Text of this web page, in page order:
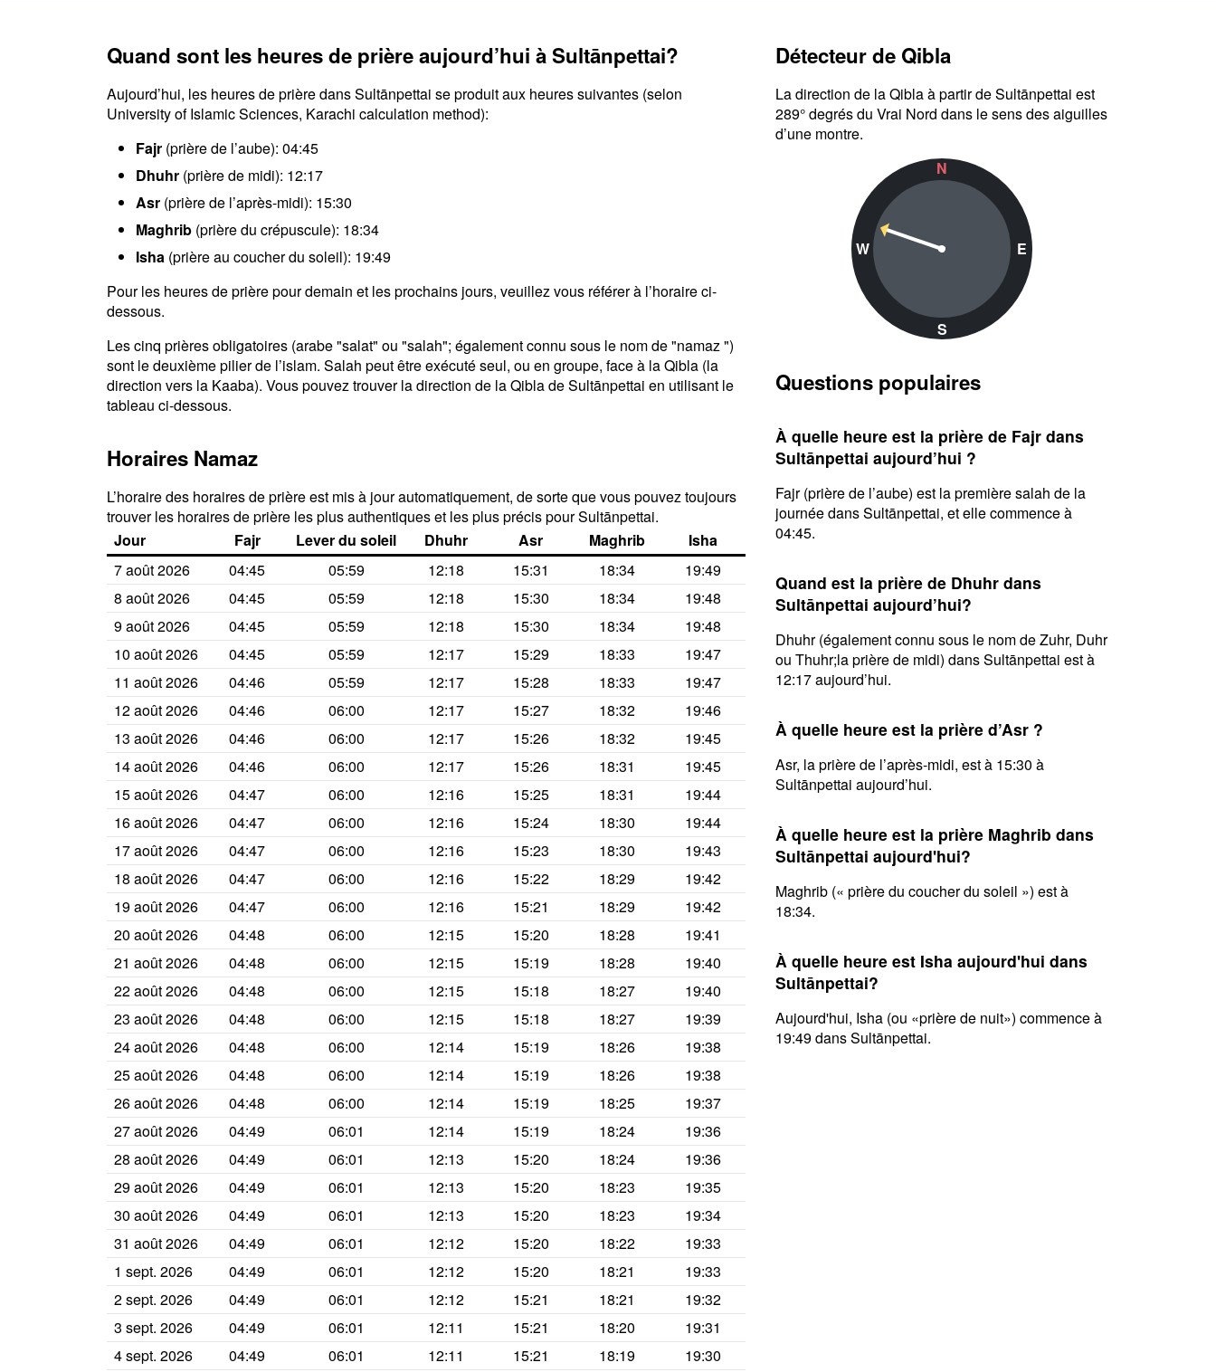
Quand sont les heures de prière aujourd’hui à Sultānpettai?
Aujourd’hui, les heures de prière dans Sultānpettai se produit aux heures suivantes (selon
University of Islamic Sciences, Karachi calculation method):
Fajr (prière de l’aube): 04:45
Dhuhr (prière de midi): 12:17
Asr (prière de l’après-midi): 15:30
Maghrib (prière du crépuscule): 18:34
Isha (prière au coucher du soleil): 19:49
Pour les heures de prière pour demain et les prochains jours, veuillez vous référer à l’horaire ci-
dessous.
Les cinq prières obligatoires (arabe "salat" ou "salah"; également connu sous le nom de "namaz ")
sont le deuxième pilier de l’islam. Salah peut être exécuté seul, ou en groupe, face à la Qibla (la
direction vers la Kaaba). Vous pouvez trouver la direction de la Qibla de Sultānpettai en utilisant le
tableau ci-dessous.
Horaires Namaz
L’horaire des horaires de prière est mis à jour automatiquement, de sorte que vous pouvez toujours
trouver les horaires de prière les plus authentiques et les plus précis pour Sultānpettai.
Jour
Fajr Lever du soleil Dhuhr Asr Maghrib
Isha
7 août 2026
04:45 05:59 12:18 15:31 18:34
19:49
8 août 2026
04:45 05:59 12:18 15:30 18:34
19:48
9 août 2026
04:45 05:59 12:18 15:30 18:34
19:48
10 août 2026
04:45 05:59 12:17 15:29 18:33
19:47
11 août 2026
04:46 05:59 12:17 15:28 18:33
19:47
12 août 2026
04:46 06:00 12:17 15:27 18:32
19:46
13 août 2026
04:46 06:00 12:17 15:26 18:32
19:45
14 août 2026
04:46 06:00 12:17 15:26 18:31
19:45
15 août 2026
04:47 06:00 12:16 15:25 18:31
19:44
16 août 2026
04:47 06:00 12:16 15:24 18:30
19:44
17 août 2026
04:47 06:00 12:16 15:23 18:30
19:43
18 août 2026
04:47 06:00 12:16 15:22 18:29
19:42
19 août 2026
04:47 06:00 12:16 15:21 18:29
19:42
20 août 2026
04:48 06:00 12:15 15:20 18:28
19:41
21 août 2026
04:48 06:00 12:15 15:19 18:28
19:40
22 août 2026
04:48 06:00 12:15 15:18 18:27
19:40
23 août 2026
04:48 06:00 12:15 15:18 18:27
19:39
24 août 2026
04:48 06:00 12:14 15:19 18:26
19:38
25 août 2026
04:48 06:00 12:14 15:19 18:26
19:38
26 août 2026
04:48 06:00 12:14 15:19 18:25
19:37
27 août 2026
04:49 06:01 12:14 15:19 18:24
19:36
28 août 2026
04:49 06:01 12:13 15:20 18:24
19:36
29 août 2026
04:49 06:01 12:13 15:20 18:23
19:35
30 août 2026
04:49 06:01 12:13 15:20 18:23
19:34
31 août 2026
04:49 06:01 12:12 15:20 18:22
19:33
1 sept. 2026
04:49 06:01 12:12 15:20 18:21
19:33
2 sept. 2026
04:49 06:01 12:12 15:21 18:21
19:32
3 sept. 2026
04:49 06:01 12:11 15:21 18:20
19:31
4 sept. 2026
04:49 06:01 12:11 15:21 18:19
19:30
Détecteur de Qibla
La direction de la Qibla à partir de Sultānpettai est
289° degrés du Vrai Nord dans le sens des aiguilles
d’une montre.
N
W
S
E
Questions populaires
À quelle heure est la prière de Fajr dans
Sultānpettai aujourd’hui ?
Fajr (prière de l’aube) est la première salah de la
journée dans Sultānpettai, et elle commence à
04:45.
Quand est la prière de Dhuhr dans
Sultānpettai aujourd’hui?
Dhuhr (également connu sous le nom de Zuhr, Duhr
ou Thuhr;la prière de midi) dans Sultānpettai est à
12:17 aujourd’hui.
À quelle heure est la prière d’Asr ?
Asr, la prière de l’après-midi, est à 15:30 à
Sultānpettai aujourd’hui.
À quelle heure est la prière Maghrib dans
Sultānpettai aujourd'hui?
Maghrib (« prière du coucher du soleil ») est à
18:34.
À quelle heure est Isha aujourd'hui dans
Sultānpettai?
Aujourd'hui, Isha (ou «prière de nuit») commence à
19:49 dans Sultānpettai.